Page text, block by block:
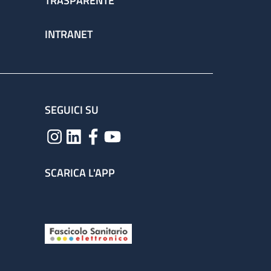
INTRANET
SEGUICI SU
SCARICA L'APP